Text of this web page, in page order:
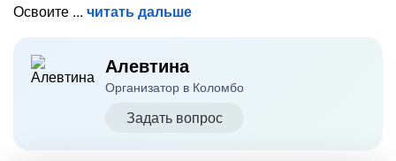
Освоите
читать дальше
Алевтина
Организатор в Коломбо
Задать вопрос